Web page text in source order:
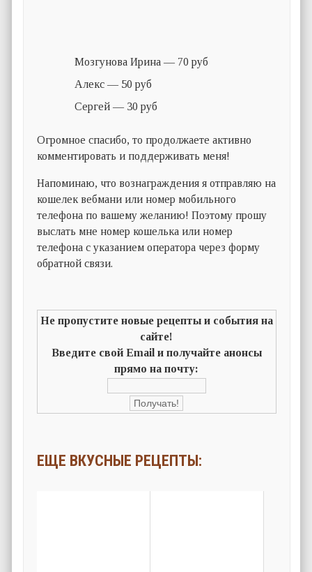
Мозгунова Ирина — 70 руб
Алекс — 50 руб
Сергей — 30 руб
Огромное спасибо, то продолжаете активно
комментировать и поддерживать меня!
Напоминаю, что вознаграждения я отправляю на
кошелек вебмани или номер мобильного
телефона по вашему желанию! Поэтому прошу
выслать мне номер кошелька или номер
телефона с указанием оператора через форму
обратной связи.
Не пропустите новые рецепты и события на
сайте!
Введите свой Email и получайте анонсы
прямо на почту:
ЕЩЕ ВКУСНЫЕ РЕЦЕПТЫ: